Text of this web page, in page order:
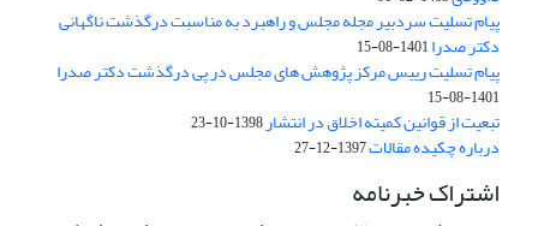
پیام تسلیت سردبیر مجله مجلس و راهبرد به مناسبت درگذشت ناگهانی
دکتر صدرا1401-08-15
پیام تسلیت رییس مرکز پژوهش های مجلس در پی درگذشت دکتر صدرا
1401-08-15
تبعیت از قوانین کمیته اخلاق در انتشار1398-10-23
درباره چکیده مقالات1397-12-27
اشتراک خبرنامه